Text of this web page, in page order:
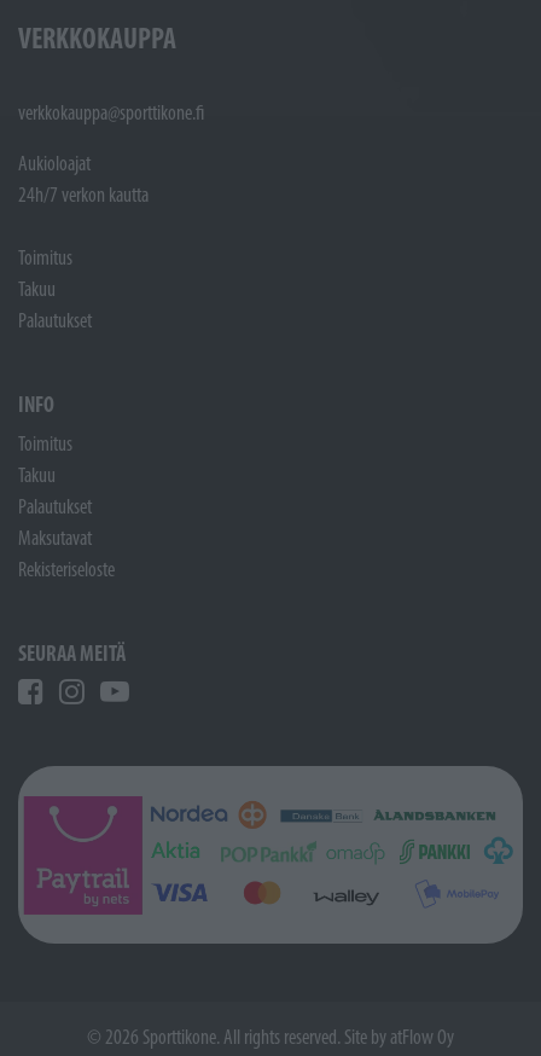
VERKKOKAUPPA
verkkokauppa@sporttikone.fi
Aukioloajat
24h/7 verkon kautta
Toimitus
Takuu
Palautukset
INFO
Toimitus
Takuu
Palautukset
Maksutavat
Rekisteriseloste
SEURAA MEITÄ
© 2026 Sporttikone. All rights reserved. Site by atFlow Oy